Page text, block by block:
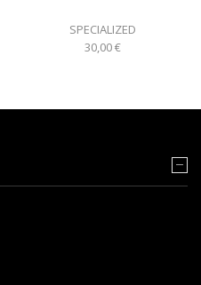
SPECIALIZED
30,00€